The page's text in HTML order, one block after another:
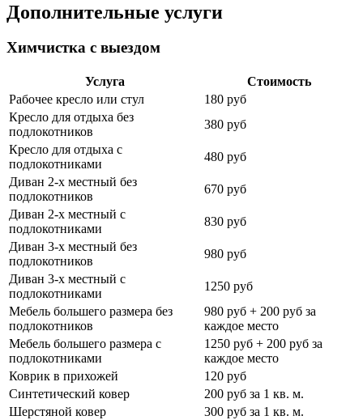
Дополнительные услуги
Химчистка с выездом
Услуга
Стоимость
Рабочее кресло или стул
180 руб
Кресло для отдыха без
подлокотников
380 руб
Кресло для отдыха с
подлокотниками
480 руб
Диван 2-х местный без
подлокотников
670 руб
Диван 2-х местный с
подлокотниками
830 руб
Диван 3-х местный без
подлокотников
980 руб
Диван 3-х местный с
подлокотниками
1250 руб
Мебель большего размера без
подлокотников
980 руб + 200 руб за
каждое место
Мебель большего размера с
подлокотниками
1250 руб + 200 руб за
каждое место
Коврик в прихожей
120 руб
Синтетический ковер
200 руб за 1 кв. м.
Шерстяной ковер
300 руб за 1 кв. м.